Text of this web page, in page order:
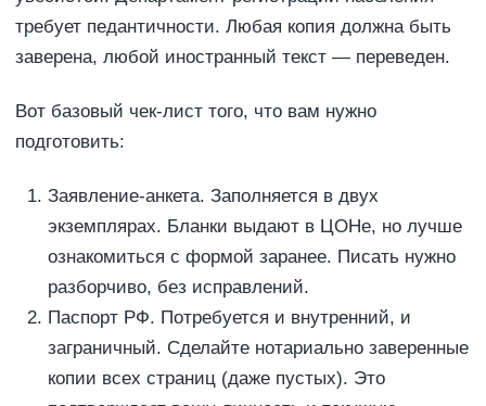
требует педантичности. Любая копия должна быть
заверена, любой иностранный текст — переведен.
Вот базовый чек-лист того, что вам нужно
подготовить:
Заявление-анкета. Заполняется в двух
экземплярах. Бланки выдают в ЦОНе, но лучше
ознакомиться с формой заранее. Писать нужно
разборчиво, без исправлений.
Паспорт РФ. Потребуется и внутренний, и
заграничный. Сделайте нотариально заверенные
копии всех страниц (даже пустых). Это